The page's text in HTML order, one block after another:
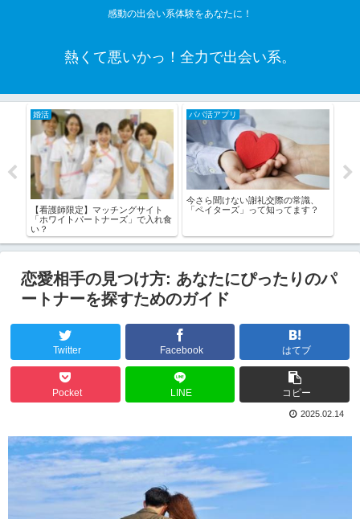
感動の出会い系体験をあなたに！
熱くて悪いかっ！全力で出会い系。
婚活
【看護師限定】マッチングサイト
「ホワイトパートナーズ」で入れ食
い？
パパ活アプリ
今さら聞けない謝礼交際の常識、
「ペイターズ」って知ってます？
恋愛相手の見つけ方: あなたにぴったりのパ
ートナーを探すためのガイド
Twitter Facebook はてブ
Pocket LINE コピー
2025.02.14